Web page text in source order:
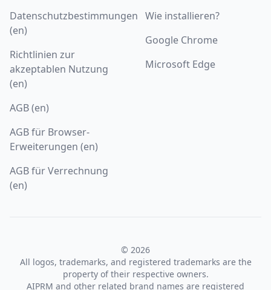
Datenschutzbestimmungen
(en)
Richtlinien zur
akzeptablen Nutzung
(en)
AGB (en)
AGB für Browser-
Erweiterungen (en)
AGB für Verrechnung
(en)
Wie installieren?
Google Chrome
Microsoft Edge
© 2026
All logos, trademarks, and registered trademarks are the
property of their respective owners.
AIPRM and other related brand names are registered